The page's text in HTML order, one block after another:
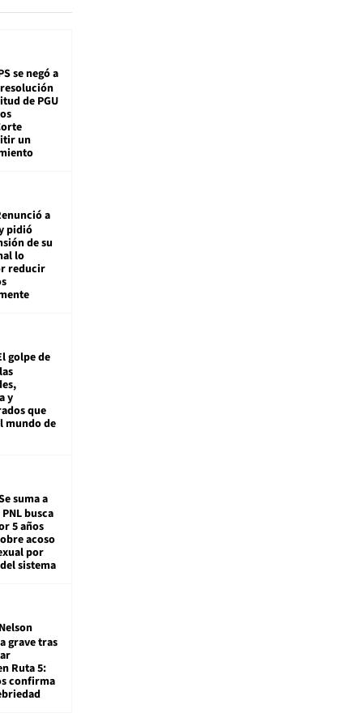
se negó a
de PGU
un
a
pidió
de su
lo
reducir
golpe de
y
que
mundo de
suma a
busca
5 años
acoso
por
sistema
Nelson
grave tras
Ruta 5:
confirma